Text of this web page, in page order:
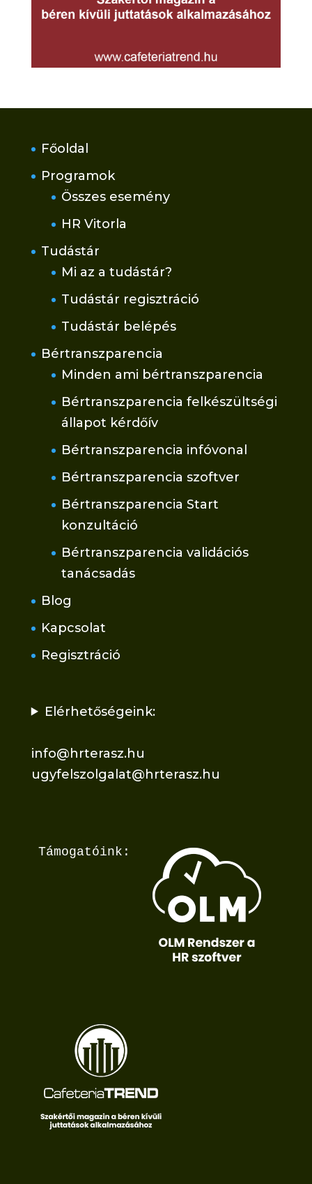
Főoldal
Programok
Összes esemény
HR Vitorla
Tudástár
Mi az a tudástár?
Tudástár regisztráció
Tudástár belépés
Bértranszparencia
Minden ami bértranszparencia
Bértranszparencia felkészültségi
állapot kérdőív
Bértranszparencia infóvonal
Bértranszparencia szoftver
Bértranszparencia Start
konzultáció
Bértranszparencia validációs
tanácsadás
Blog
Kapcsolat
Regisztráció
Elérhetőségeink:
info@hrterasz.hu
ugyfelszolgalat@hrterasz.hu
Támogatóink: